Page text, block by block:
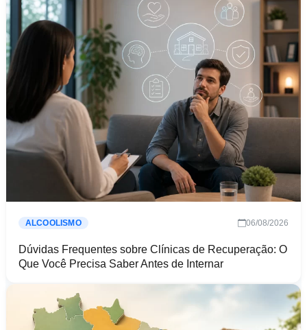
ALCOOLISMO 06/08/2026
Dúvidas Frequentes sobre Clínicas de Recuperação: O
Que Você Precisa Saber Antes de Internar